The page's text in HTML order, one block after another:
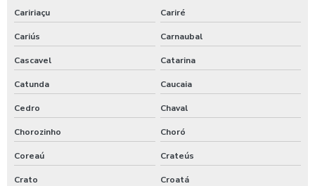
Topografia obras grandes no ceará
Valor do aluguel de retroescavadeira
Valor do serviço de terraplanagem
Valor pavimentação ceará
Caririaçu Cariré
Cariús Carnaubal
Cascavel Catarina
Catunda Caucaia
Cedro Chaval
Chorozinho Choró
Coreaú Crateús
Crato Croatá